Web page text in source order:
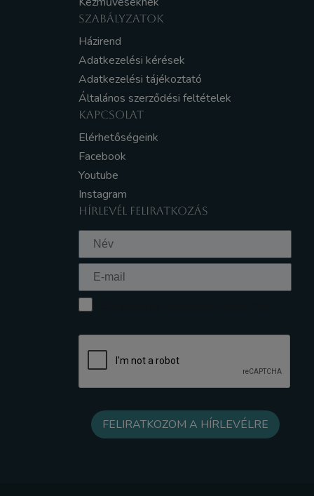
SZABÁLYZATOK
Házirend
Adatkezelési kérések
Adatkezelési tájékoztató
Általános szerződési feltételek
KAPCSOLAT
Elérhetőségeink
Facebook
Youtube
Instagram
HÍRLEVÉL FELIRATKOZÁS